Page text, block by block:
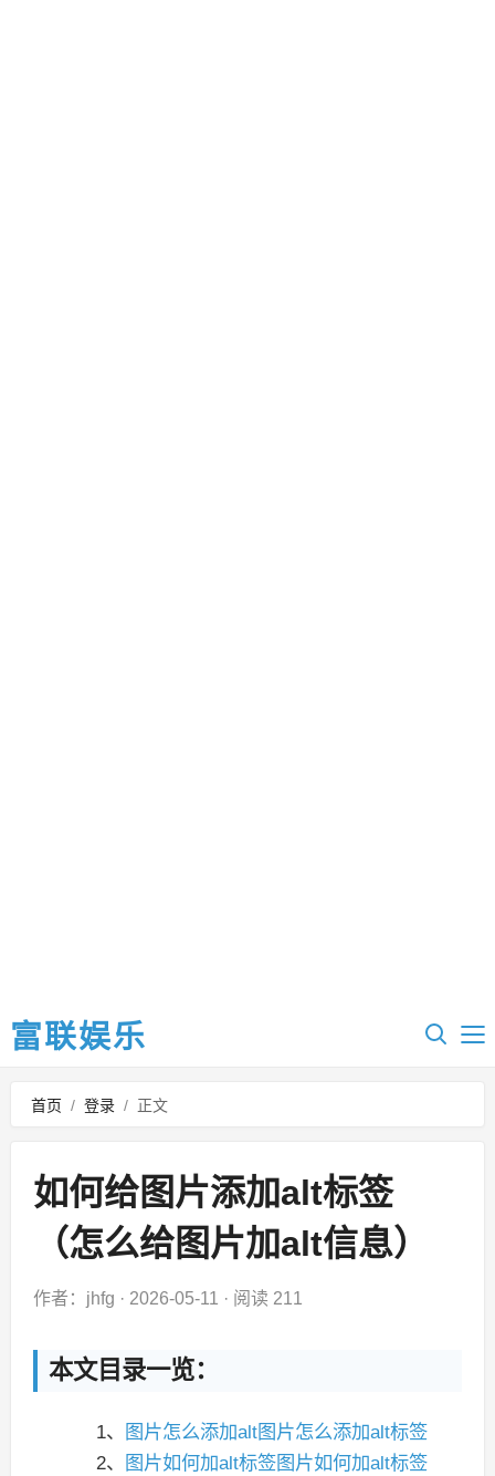
富联娱乐
首页 / 登录 / 正文
如何给图片添加alt标签
（怎么给图片加alt信息）
作者：jhfg · 2026-05-11 · 阅读 211
本文目录一览：
1、
图片怎么添加alt图片怎么添加alt标签
2、
图片如何加alt标签图片如何加alt标签